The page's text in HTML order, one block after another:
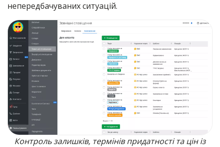
непередбачуваних ситуацій.
Контроль залишків, термінів придатності та цін із